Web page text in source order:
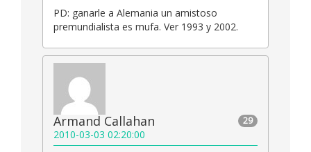
PD: ganarle a Alemania un amistoso
premundialista es mufa. Ver 1993 y 2002.
29
Armand Callahan
2010-03-03 02:20:00